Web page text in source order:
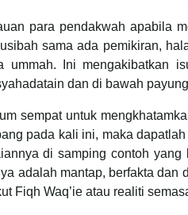
para pendakwah apabila
sama ada pemikiran,
Ini mengakibatkan
dan di bawah
sempat untuk
pada kali ini, maka
di samping contoh yang
adalah mantap, berfakta dan
Fiqh Waq’ie atau realiti